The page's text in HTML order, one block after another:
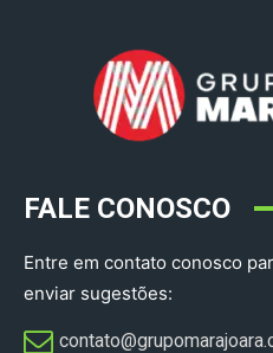
FALE CONOSCO
Entre em contato conosco
enviar sugestões: